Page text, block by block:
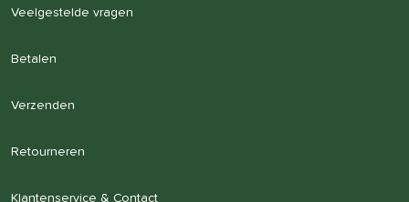
Veelgestelde vragen
Betalen
Verzenden
Retourneren
Klantenservice & Contact